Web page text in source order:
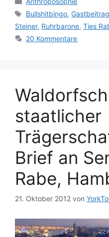
Schlagwörter
Bullshitbingo,Gastbeitrag
Steiner, Ruhrbarone, Ties
20 Kommentare
staatlicher
Brief an
Rabe,
21. Oktober 2012 von